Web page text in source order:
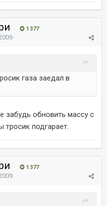
1 377
газа заедал в
забудь обновить массу с
тросик подгарает.
1 377